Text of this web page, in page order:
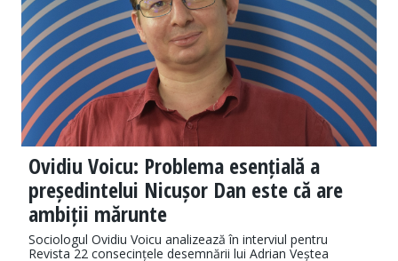
Ovidiu Voicu: Problema esențială a
președintelui Nicușor Dan este că are
ambiții mărunte
Sociologul Ovidiu Voicu analizează în interviul pentru
Revista 22 consecințele desemnării lui Adrian Veștea